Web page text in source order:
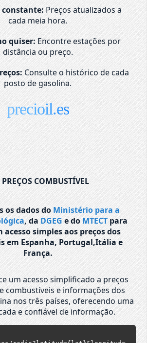
Preços atualizados a
cada meia hora.
quiser: Encontre estações por
distância ou preço.
Consulte o histórico de cada
posto de gasolina.
precioil.es
COMBUSTÍVEL
os dados do Ministério para a
, da DGEG e do MTECTpara
simples aos preços dos
em Espanha, Portugal,Itália e
França.
um acesso simplificado a preços
combustíveis e informações dos
nos três países, oferecendo uma
e confiável de informação.